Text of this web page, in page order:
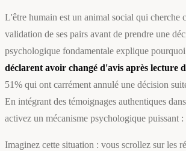
L'être humain est un animal social qui cherche
validation de ses pairs avant de prendre une
psychologique fondamentale explique pourquoi
déclarent avoir changé d'avis après lecture
51% qui ont carrément annulé une décision
En intégrant des témoignages authentiques
activez un mécanisme psychologique puissant
Imaginez cette situation : vous scrollez sur les